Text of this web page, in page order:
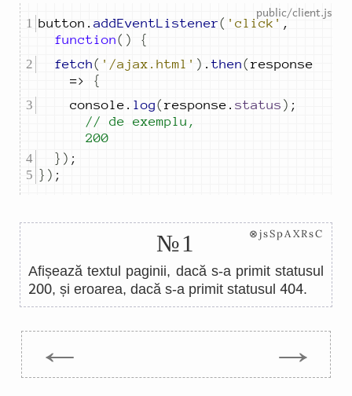
button . addEventListener( 'click' ,
function()
{
fetch( '/ajax.html' ) . then( response
=>
{
console . log( response . status ) ;
// de exemplu,
200
}) ;
}) ;
№1 ⊗jsSpAXRsC
Afișează textul paginii, dacă s-a primit statusul
200, și eroarea, dacă s-a primit statusul 404.
← →